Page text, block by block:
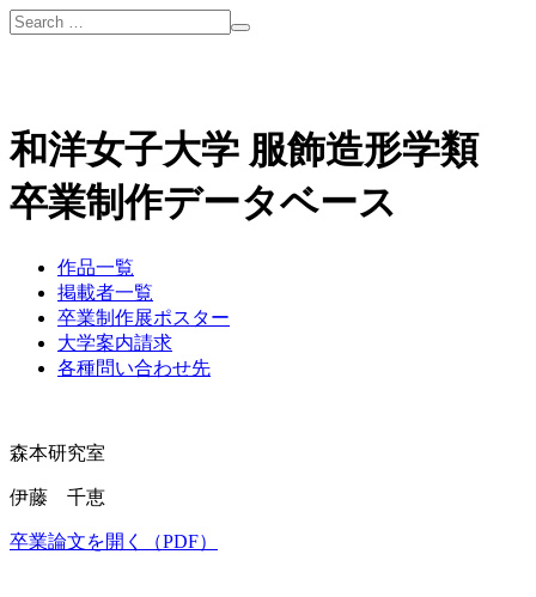
和洋女子大学 服飾造形学類
卒業制作データベース
作品一覧
掲載者一覧
卒業制作展ポスター
大学案内請求
各種問い合わせ先
森本研究室
伊藤 千恵
卒業論文を開く（PDF）